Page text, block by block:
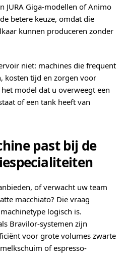
JURA Giga-modellen of Animo
betere keuze, omdat die
kunnen produceren zonder
niet: machines die frequent
kosten tijd en zorgen voor
model dat u overweegt een
of een tank heeft van
past bij de
of verwacht uw team
macchiato? Die vraag
logisch is.
Bravilor-systemen zijn
voor grote volumes zwarte
of espresso-